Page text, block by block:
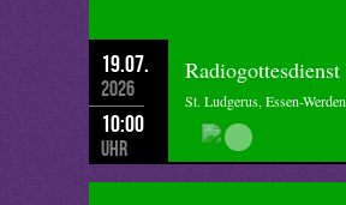
19.07.
2026
10:00
Uhr
Radiogottesdienst
St. Ludgerus, Essen-Werden